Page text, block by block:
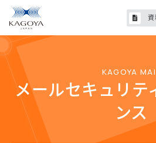
メールセキュリテ
ンス
KAGOYA